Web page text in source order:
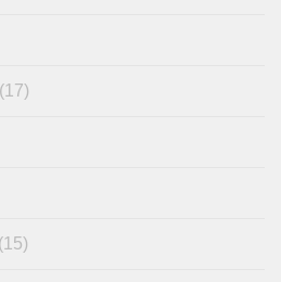
(17)
(15)